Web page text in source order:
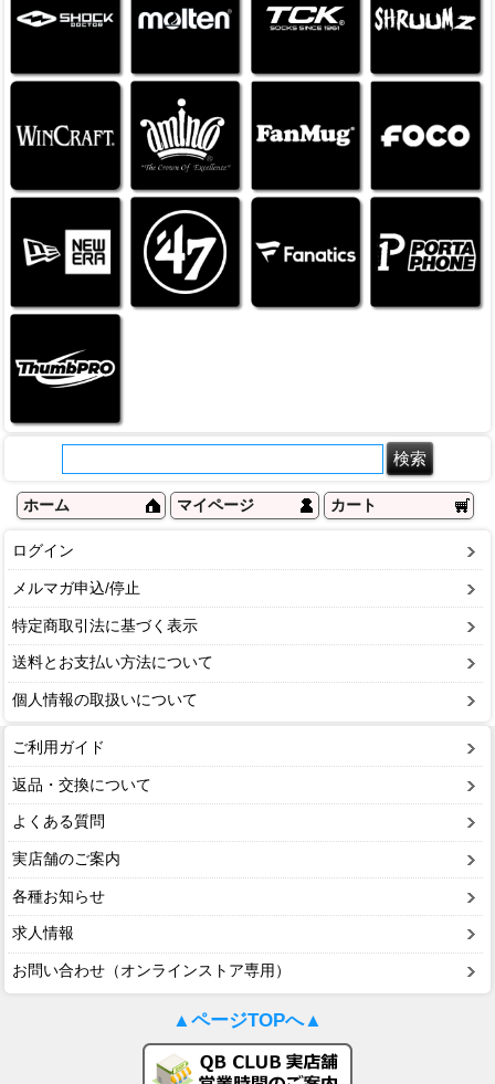
ホーム マイページ カート
ログイン
メルマガ申込/停止
特定商取引法に基づく表示
送料とお支払い方法について
個人情報の取扱いについて
ご利用ガイド
返品・交換について
よくある質問
実店舗のご案内
各種お知らせ
求人情報
お問い合わせ（オンラインストア専用）
▲ページTOPへ▲